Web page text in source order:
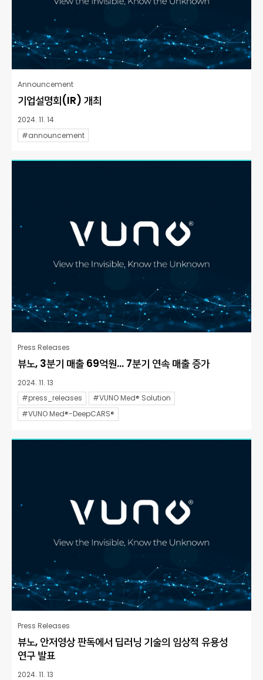
Announcement
기업설명회(IR) 개최
2024. 11. 14
#announcement
Press Releases
뷰노, 3분기 매출 69억원… 7분기 연속 매출 증가
2024. 11. 13
#press_releases
#VUNO Med® Solution
#VUNO Med®-DeepCARS®
Press Releases
뷰노, 안저영상 판독에서 딥러닝 기술의 임상적 유용성
연구 발표
2024. 11. 13